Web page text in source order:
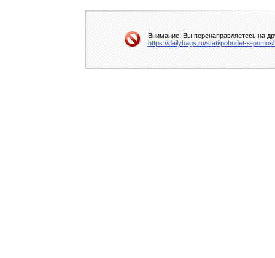
Внимание! Вы перенаправляетесь на
https://dailybags.ru/stati/pohudet-s-